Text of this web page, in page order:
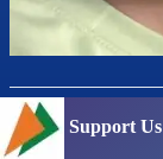
Support Us